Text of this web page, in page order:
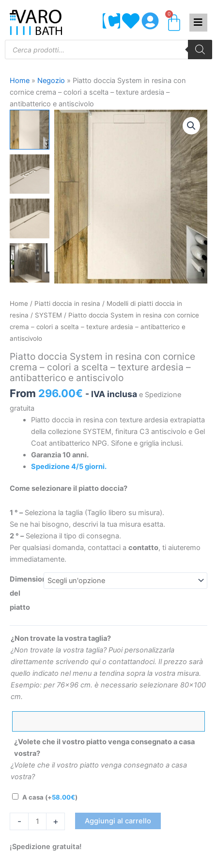
contenuto
0
€267.77
Products
search
Home » Negozio » Piatto doccia System in resina con
cornice crema – colori a scelta – texture ardesia –
antibatterico e antiscivolo
Home / Piatti doccia in resina / Modelli di piatti doccia in
resina / SYSTEM / Piatto doccia System in resina con cornice
crema – colori a scelta – texture ardesia – antibatterico e
antiscivolo
Piatto doccia System in resina con cornice
crema – colori a scelta – texture ardesia –
antibatterico e antiscivolo
From 296.00€ - IVA inclusa e Spedizione
gratuita
Piatto doccia in resina con texture ardesia extrapiatta
della collezione SYSTEM, finitura C3 antiscivolo e Gel
Coat antibatterico NPG. Sifone e griglia inclusi.
Garanzia 10 anni.
Spedizione 4/5 giorni.
Come selezionare il piatto doccia?
1 ° –Seleziona la taglia (Taglio libero su misura).
Se ne hai bisogno, descrivi la tua misura esatta.
2 ° –Seleziona il tipo di consegna.
Per qualsiasi domanda, contattaci a contatto, ti aiuteremo
immediatamente.
Dimensioni
del
piatto
¿Non trovate la vostra taglia?
¿Non trovate la vostra taglia? Puoi personalizzarla
direttamente scrivendo qui o contattandoci. Il prezzo sarà
quello indicato nel menu a tendina sopra la vostra misura.
Esempio: per 76×96 cm. è necessario selezionare 80×100
cm.
¿Volete che il vostro piatto venga consegnato a casa
vostra?
¿Volete che il vostro piatto venga consegnato a casa
vostra?
A casa (+58.00€)
-
Piatto
doccia
System
in
con
cornice
crema
–
colori
texture
ardesia
antibatterico
antiscivolo
quantità
+ Aggiungi al carrello
¡Spedizione gratuita!